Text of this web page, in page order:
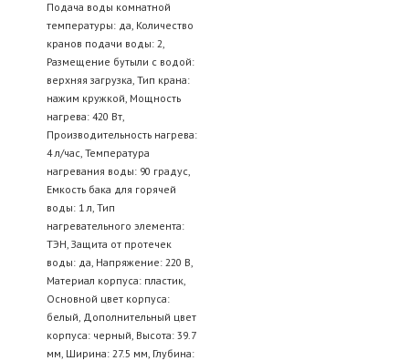
Подача воды комнатной
температуры: да, Количество
кранов подачи воды: 2,
Размещение бутыли с водой:
верхняя загрузка, Тип крана:
нажим кружкой, Мощность
нагрева: 420 Вт,
Производительность нагрева:
4 л/час, Температура
нагревания воды: 90 градус,
Емкость бака для горячей
воды: 1 л, Тип
нагревательного элемента:
ТЭН, Защита от протечек
воды: да, Напряжение: 220 В,
Материал корпуса: пластик,
Основной цвет корпуса:
белый, Дополнительный цвет
корпуса: черный, Высота: 39.7
мм, Ширина: 27.5 мм, Глубина: